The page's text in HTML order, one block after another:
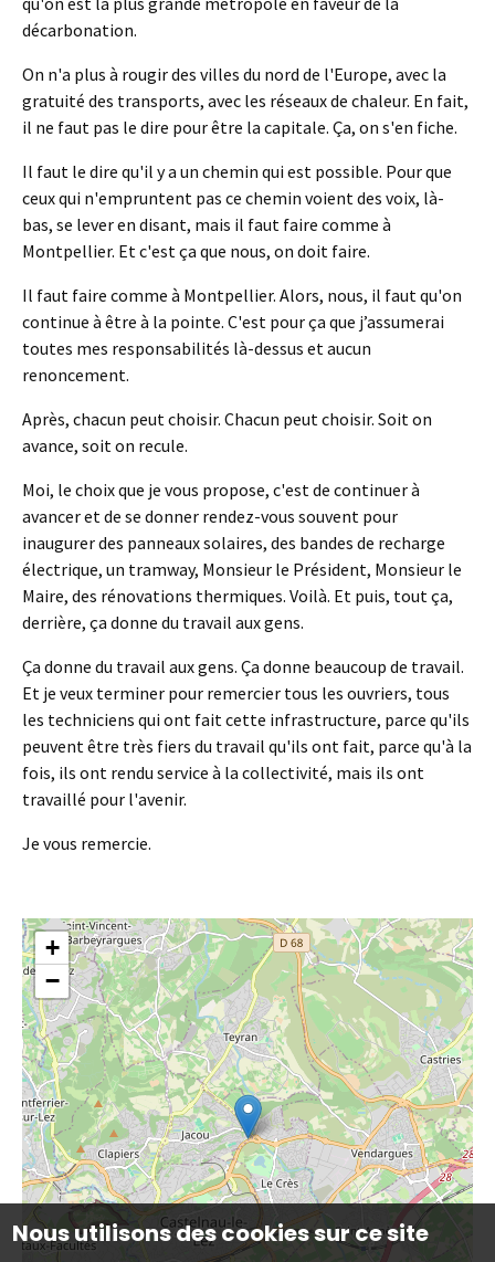
décarbonation.
On n'a plus à rougir des villes du nord de l'Europe, avec la
gratuité des transports, avec les réseaux de chaleur. En fait,
il ne faut pas le dire pour être la capitale. Ça, on s'en fiche.
Il faut le dire qu'il y a un chemin qui est possible. Pour que
ceux qui n'empruntent pas ce chemin voient des voix, là-
bas, se lever en disant, mais il faut faire comme à
Montpellier. Et c'est ça que nous, on doit faire.
Il faut faire comme à Montpellier. Alors, nous, il faut qu'on
continue à être à la pointe. C'est pour ça que j’assumerai
toutes mes responsabilités là-dessus et aucun
renoncement.
Après, chacun peut choisir. Chacun peut choisir. Soit on
avance, soit on recule.
Moi, le choix que je vous propose, c'est de continuer à
avancer et de se donner rendez-vous souvent pour
inaugurer des panneaux solaires, des bandes de recharge
électrique, un tramway, Monsieur le Président, Monsieur le
Maire, des rénovations thermiques. Voilà. Et puis, tout ça,
derrière, ça donne du travail aux gens.
Ça donne du travail aux gens. Ça donne beaucoup de travail.
Et je veux terminer pour remercier tous les ouvriers, tous
les techniciens qui ont fait cette infrastructure, parce qu'ils
peuvent être très fiers du travail qu'ils ont fait, parce qu'à la
fois, ils ont rendu service à la collectivité, mais ils ont
travaillé pour l'avenir.
Je vous remercie.
+
−
Nous utilisons des cookies sur ce site